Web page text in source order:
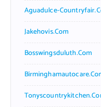
Aguadulce-
Jakehovis.com
Bosswingsduluth.com